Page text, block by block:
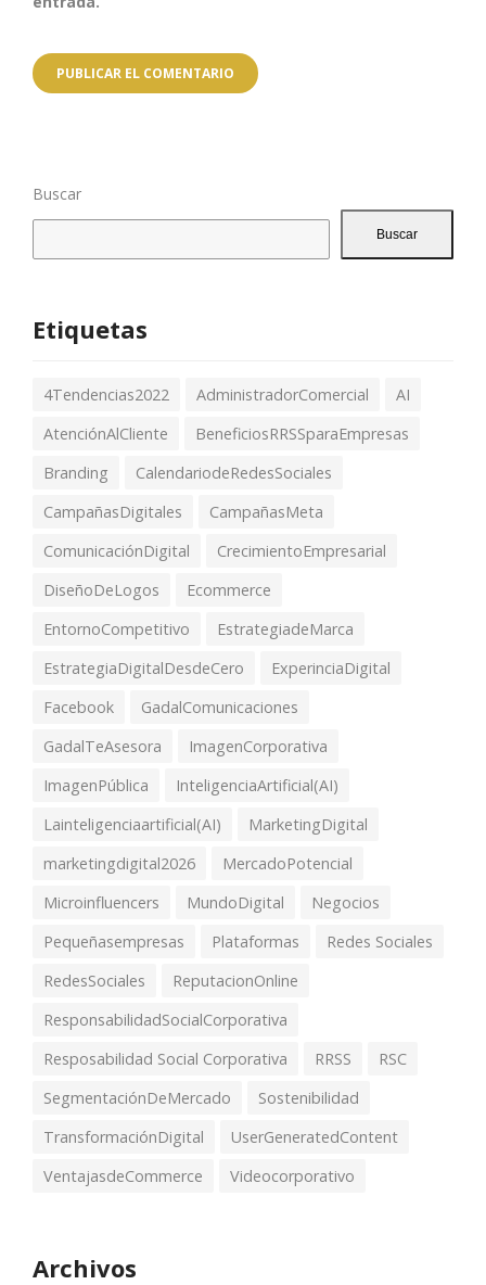
Buscar
Buscar
Etiquetas
4Tendencias2022 AdministradorComercial
AI
AtenciónAlCliente
BeneficiosRRSSparaEmpresas
Branding
CalendariodeRedesSociales
CampañasDigitales
CampañasMeta
ComunicaciónDigital
CrecimientoEmpresarial
DiseñoDeLogos
Ecommerce
EntornoCompetitivo
EstrategiadeMarca
EstrategiaDigitalDesdeCero
ExperinciaDigital
Facebook
GadalComunicaciones
GadalTeAsesora
ImagenCorporativa
ImagenPública
InteligenciaArtificial(AI)
Lainteligenciaartificial(AI)
MarketingDigital
marketingdigital2026
MercadoPotencial
Microinfluencers
MundoDigital
Negocios
Pequeñasempresas
Plataformas
Redes Sociales
RedesSociales
ReputacionOnline
ResponsabilidadSocialCorporativa
Resposabilidad Social Corporativa
RRSS
RSC
SegmentaciónDeMercado
Sostenibilidad
TransformaciónDigital
UserGeneratedContent
VentajasdeCommerce
Videocorporativo
Archivos